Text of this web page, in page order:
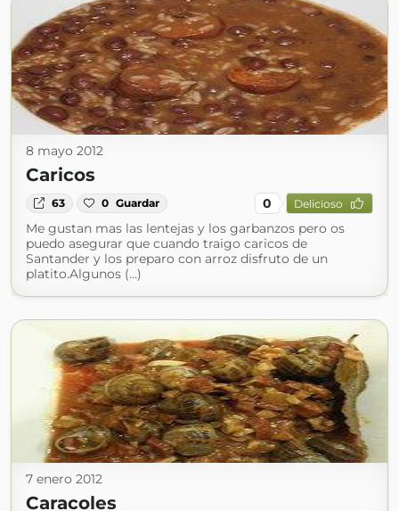
8 mayo 2012
Caricos
63 0 Guardar 0 Delicioso
Me gustan mas las lentejas y los garbanzos pero os
puedo asegurar que cuando traigo caricos de
Santander y los preparo con arroz disfruto de un
platito.Algunos (...)
7 enero 2012
Caracoles